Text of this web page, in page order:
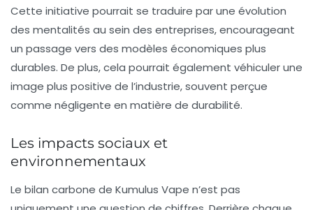
Cette initiative pourrait se traduire par une évolution
des mentalités au sein des entreprises, encourageant
un passage vers des modèles économiques plus
durables. De plus, cela pourrait également véhiculer une
image plus positive de l’industrie, souvent perçue
comme négligente en matière de durabilité.
Les impacts sociaux et
environnementaux
Le bilan carbone de Kumulus Vape n’est pas